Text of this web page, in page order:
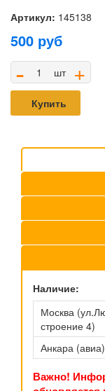
Артикул: 145138
500 руб
- шт +
Купить
Наличие:
Москва
строение 4)
Анкара (авиа)
Важно!